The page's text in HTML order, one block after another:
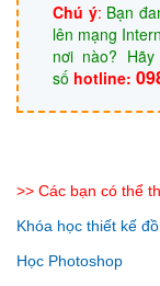
Chú ý: Bạn
lên mạng
nơi nào?
số hotline:
Facebook Twitter
>> Các bạn có thể
Khóa học thiết kế
Học Photoshop